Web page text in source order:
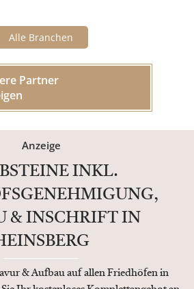
Alle Branchen
Partner
Anzeige
INKL.
& INSCHRIFT IN
& Aufbau auf allen Friedhöfen in